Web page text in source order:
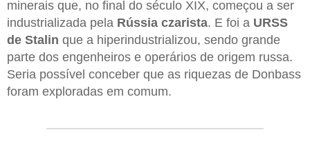
minerais que, no final do século XIX, começou a ser
industrializada pela Rússia czarista. E foi a URSS
de Stalin que a hiperindustrializou, sendo grande
parte dos engenheiros e operários de origem russa.
Seria possível conceber que as riquezas de Donbass
foram exploradas em comum.